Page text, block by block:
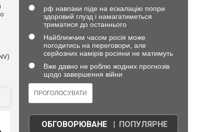
рф навпаки піде на ескалацію попри
здоровий глузд і намагатиметься
триматися до останнього
Найближчим часом росія може
погодитись на переговори, але
серйозних намірів росіяни не матимуть
Вже давно не роблю жодних прогнозів
щодо завершення війни
ОБГОВОРЮВАНЕ| ПОПУЛЯРНЕ